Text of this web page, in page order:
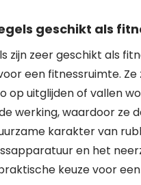
geschikt als
zijn zeer geschikt als
een fitnessruimte.
op uitglijden of vallen
werking, waardoor ze
karakter van
en het
keuze voor